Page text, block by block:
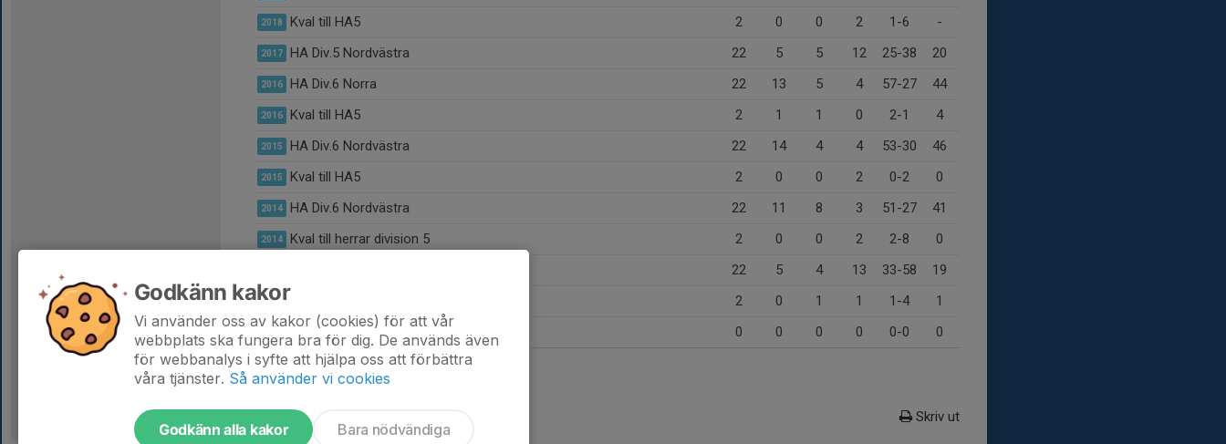
2018 Kval till HA5 2 0 0 2 1-6 -
2017 HA Div.5 Nordvästra 22 5 5 12 25-38 20
2016 HA Div.6 Norra 22 13 5 4 57-27 44
2016 Kval till HA5 2 1 1 0 2-1 4
2015 HA Div.6 Nordvästra 22 14 4 4 53-30 46
2015 Kval till HA5 2 0 0 2 0-2 0
2014 HA Div.6 Nordvästra 22 11 8 3 51-27 41
2014 Kval till herrar division 5 2 0 0 2 2-8 0
22 5 4 13 33-58 19
2013 2 0 1 1 1-4 1
Div 6 0 0 0 0 0-0 0
Skriv ut
Godkänn kakor
Vi använder oss av kakor (cookies) för att vår
webbplats ska fungera bra för dig. De används även
för webbanalys i syfte att hjälpa oss att förbättra
våra tjänster. Så använder vi cookies
Godkänn alla kakor Bara nödvändiga